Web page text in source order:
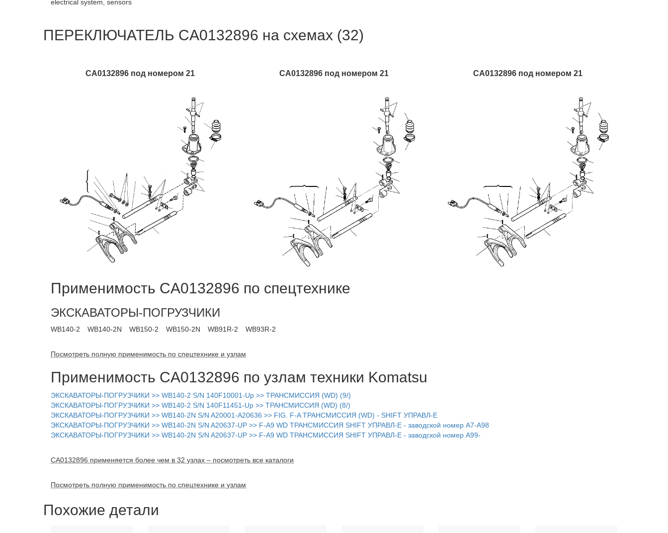
electrical system, sensors
ПЕРЕКЛЮЧАТЕЛЬ CA0132896 на схемах (32)
CA0132896 под номером 21 CA0132896 под номером 21 CA0132896 под номером 21
Применимость CA0132896 по спецтехнике
ЭКСКАВАТОРЫ-ПОГРУЗЧИКИ
WB140-2 WB140-2N WB150-2 WB150-2N WB91R-2 WB93R-2
Посмотреть полную применимость по спецтехнике и узлам
Применимость CA0132896 по узлам техники Komatsu
ЭКСКАВАТОРЫ-ПОГРУЗЧИКИ >> WB140-2 S/N 140F10001-Up >> ТРАНСМИССИЯ (WD) (9/)
ЭКСКАВАТОРЫ-ПОГРУЗЧИКИ >> WB140-2 S/N 140F11451-Up >> ТРАНСМИССИЯ (WD) (8/)
ЭКСКАВАТОРЫ-ПОГРУЗЧИКИ >> WB140-2N S/N A20001-A20636 >> FIG. F-A ТРАНСМИССИЯ (WD) - SHIFT УПРАВЛ-Е
ЭКСКАВАТОРЫ-ПОГРУЗЧИКИ >> WB140-2N S/N A20637-UP >> F-A9 WD ТРАНСМИССИЯ SHIFT УПРАВЛ-Е - заводской номер A7-A98
ЭКСКАВАТОРЫ-ПОГРУЗЧИКИ >> WB140-2N S/N A20637-UP >> F-A9 WD ТРАНСМИССИЯ SHIFT УПРАВЛ-Е - заводской номер A99-
CA0132896 применяется более чем в 32 узлах – посмотреть все каталоги
Посмотреть полную применимость по спецтехнике и узлам
Похожие детали